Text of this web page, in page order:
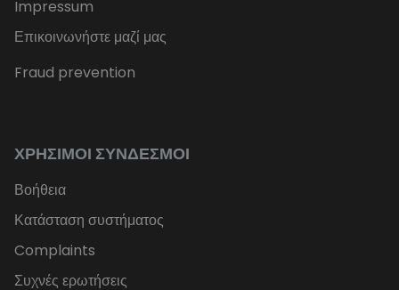
Impressum
Επικοινωνήστε μαζί μας
Fraud prevention
ΧΡΉΣΙΜΟΙ ΣΎΝΔΕΣΜΟΙ
Βοήθεια
Κατάσταση συστήματος
Complaints
Συχνές ερωτήσεις